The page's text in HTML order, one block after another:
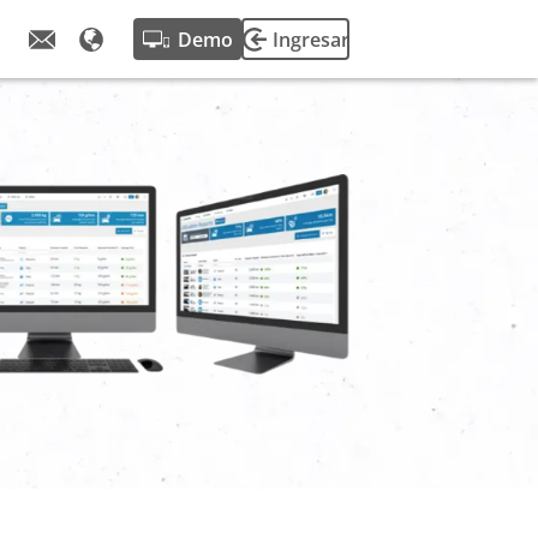
fleetster.
de
del
nuestra
Demo Ingresar